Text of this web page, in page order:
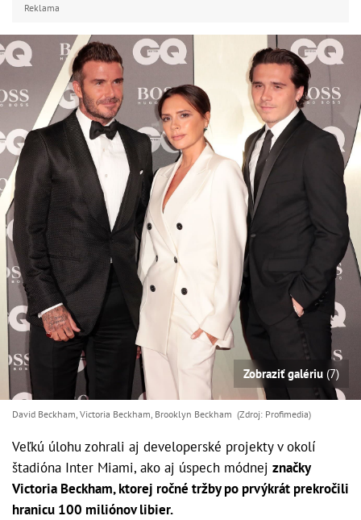
Reklama
Zobraziť galériu (7)
David Beckham, Victoria Beckham, Brooklyn Beckham (Zdroj: Profimedia)
Veľkú úlohu zohrali aj developerské projekty v okolí
štadióna Inter Miami, ako aj úspech módnej značky
Victoria Beckham, ktorej ročné tržby po prvýkrát prekročili
hranicu 100 miliónov libier.